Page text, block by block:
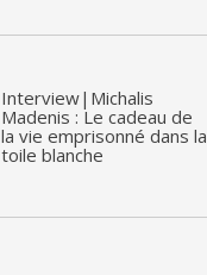
Interview|Michalis
Madenis : Le cadeau de
la vie emprisonné dans la
toile blanche